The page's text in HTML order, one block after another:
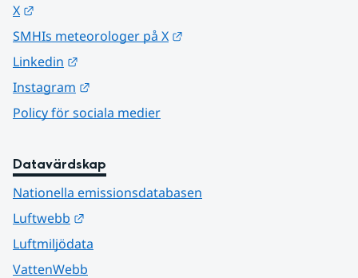
X
SMHIs meteorologer på X
Linkedin
Instagram
Policy för sociala medier
Datavärdskap
Nationella emissionsdatabasen
Luftwebb
Luftmiljödata
VattenWebb